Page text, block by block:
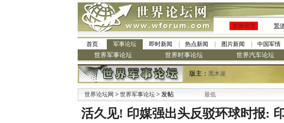
简体中文 繁
首页 军事论坛 即时新闻 热点新闻 图片新闻 中国军情
世界军事论坛 世界时事论坛 世界汽车论坛
版主： 黑木崖
世界论坛网 > 世界军事论坛 > 发帖
活久见! 印媒强出头反驳环球时报: